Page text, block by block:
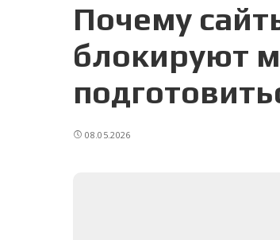
Почему
блокируют
08.05.2026